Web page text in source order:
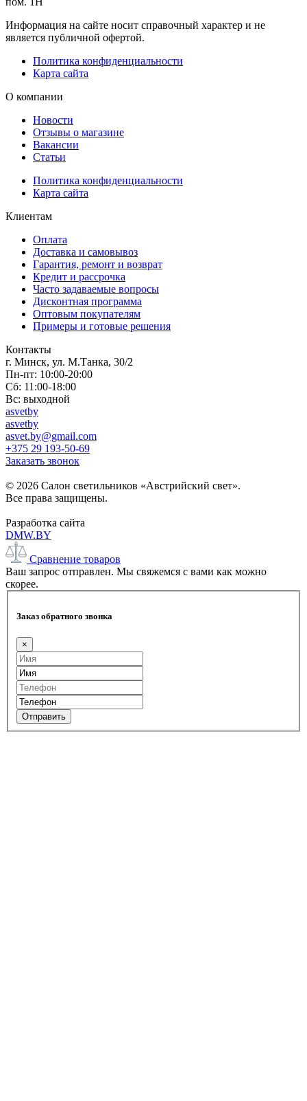
Информация на сайте носит справочный характер и не
является публичной офертой.
Политика конфиденциальности
Карта сайта
О компании
Новости
Отзывы о магазине
Вакансии
Статьи
Политика конфиденциальности
Карта сайта
Клиентам
Оплата
Доставка и самовывоз
Гарантия, ремонт и возврат
Кредит и рассрочка
Часто задаваемые вопросы
Дисконтная программа
Оптовым покупателям
Примеры и готовые решения
Контакты
г. Минск, ул. М.Танка, 30/2
Пн-пт: 10:00-20:00
Сб: 11:00-18:00
Вс: выходной
asvetby
asvetby
asvet.by@gmail.com
+375 29 193-50-69
Заказать звонок
© 2026 Салон светильников «Австрийский свет».
Все права защищены.
Разработка сайта
DMW.BY
Сравнение товаров
Ваш запрос отправлен. Мы свяжемся с вами как можно
скорее.
Заказ обратного звонка
×
Отправить